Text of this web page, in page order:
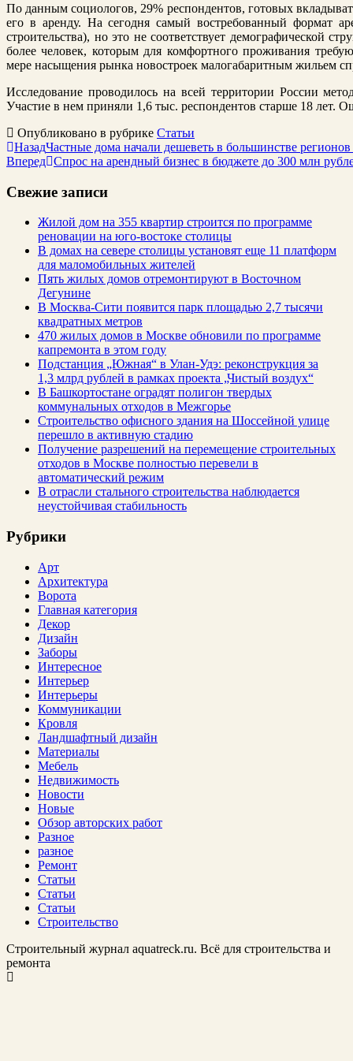
По данным социологов, 29% респондентов, готовых
его в аренду. На сегодня самый востребованный формат
строительства), но это не соответствует демографической
более человек, которым для комфортного проживания
мере насыщения рынка новостроек малогабаритным жильем
Исследование проводилось на всей территории России
Участие в нем приняли 1,6 тыс. респондентов старше 18 лет.
Опубликовано в рубрике Статьи
НазадЧастные дома начали дешеветь в большинстве
Вперед Спрос на арендный бизнес в бюджете до 300 млн
Свежие записи
Жилой дом на 355 квартир строится по программе
реновации на юго-востоке столицы
В домах на севере столицы установят еще 11 платформ
для маломобильных жителей
Пять жилых домов отремонтируют в Восточном
Дегунине
В Москва-Сити появится парк площадью 2,7 тысячи
квадратных метров
470 жилых домов в Москве обновили по программе
капремонта в этом году
Подстанция „Южная“ в Улан‑Удэ: реконструкция за
1,3 млрд рублей в рамках проекта „Чистый воздух“
В Башкортостане оградят полигон твердых
коммунальных отходов в Межгорье
Строительство офисного здания на Шоссейной улице
перешло в активную стадию
Получение разрешений на перемещение строительных
отходов в Москве полностью перевели в
автоматический режим
В отрасли стального строительства наблюдается
неустойчивая стабильность
Рубрики
Арт
Архитектура
Ворота
Главная категория
Декор
Дизайн
Заборы
Интересное
Интерьер
Интерьеры
Коммуникации
Кровля
Ландшафтный дизайн
Материалы
Мебель
Недвижимость
Новости
Новые
Обзор авторских работ
Разное
разное
Ремонт
Статьи
Статьи
Статьи
Строительство
Строительный журнал aquatreck.ru. Всё для строительства и
ремонта